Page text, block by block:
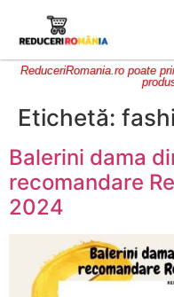
ReduceriRomania.ro poate
Etichetă:
Balerini dama
recomandare
2024